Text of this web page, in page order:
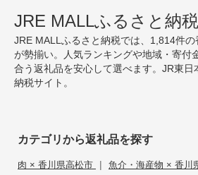
JRE MALLふるさと納
JRE MALLふるさと納税では、1,814件
が勢揃い。人気ランキングや地域・寄付
合う返礼品を安心して選べます。JR東日
納税サイト。
カテゴリから返礼品を探す
肉 × 香川県高松市 | 魚介・海産物 × 香川